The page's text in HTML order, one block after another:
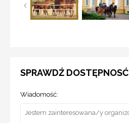
SPRAWDŹ DOSTĘPNOSĆ
Wiadomość: